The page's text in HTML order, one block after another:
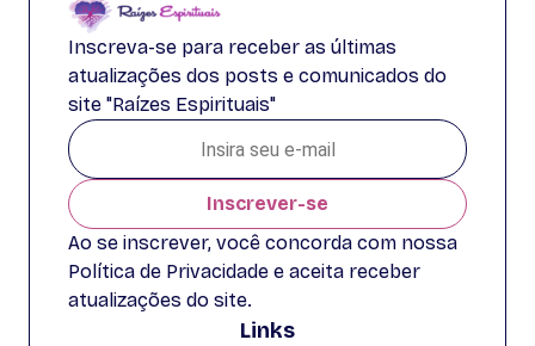
Inscreva-se para receber as últimas
atualizações dos posts e comunicados do
site "Raízes Espirituais"
Inscrever-se
Ao se inscrever, você concorda com nossa
Política de Privacidade e aceita receber
atualizações do site.
Links